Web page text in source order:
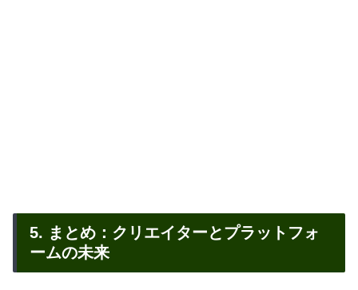
5. まとめ：クリエイターとプラットフォ
ームの未来